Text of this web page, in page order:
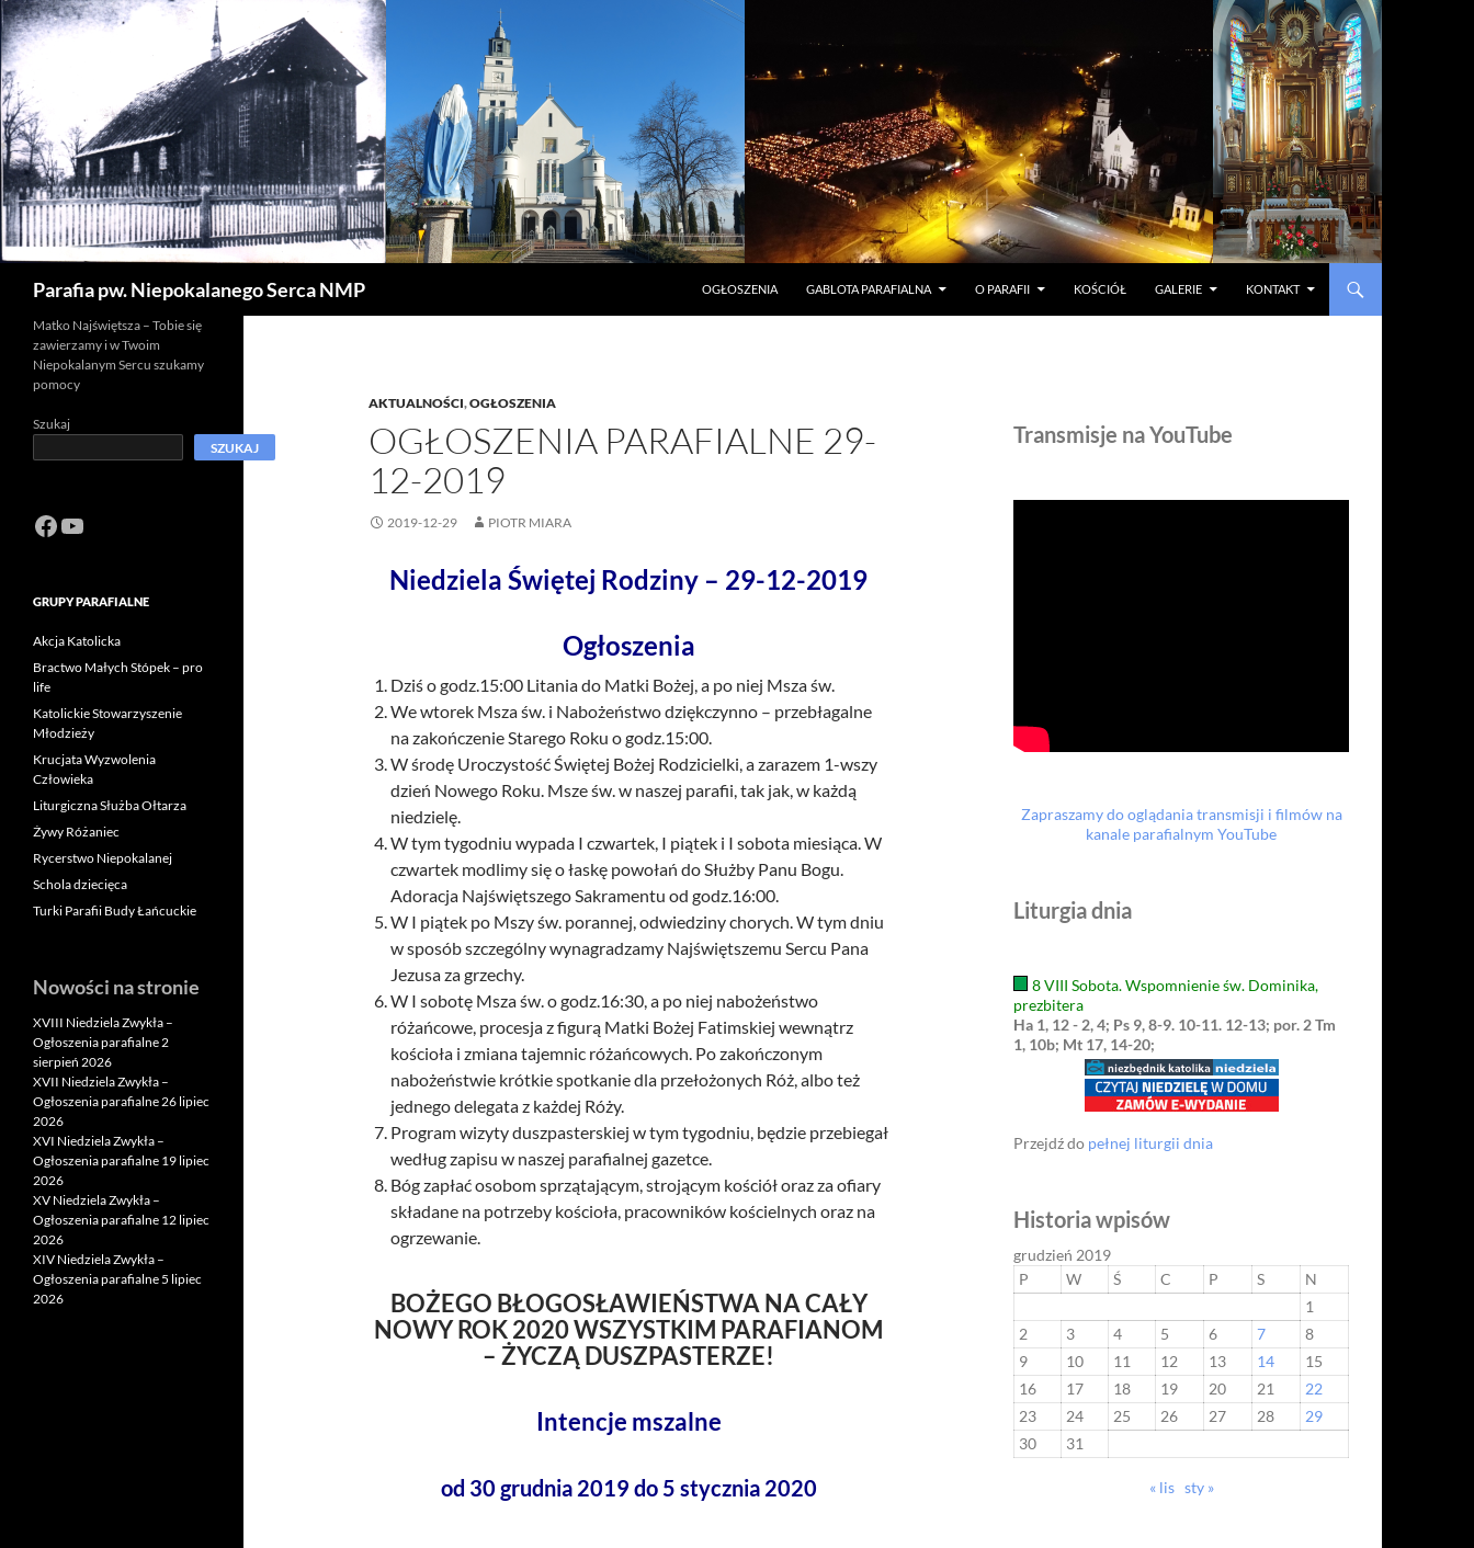
Parafia pw. Niepokalanego Serca NMP
OGŁOSZENIA
GABLOTA PARAFIALNA O PARAFII KOŚCIÓŁ GALERIE KONTAKT
AKTUALNOŚCI,OGŁOSZENIA
OGŁOSZENIA PARAFIALNE 29-
12-2019
2019-12-29 PIOTR MIARA
Niedziela Świętej Rodziny – 29-12-2019
Ogłoszenia
Dziś o godz.15:00 Litania do Matki Bożej, a po niej Msza św.
We wtorek Msza św. i Nabożeństwo dziękczynno – przebłagalne
na zakończenie Starego Roku o godz.15:00.
W środę Uroczystość Świętej Bożej Rodzicielki, a zarazem 1-wszy
dzień Nowego Roku. Msze św. w naszej parafii, tak jak, w każdą
niedzielę.
W tym tygodniu wypada I czwartek, I piątek i I sobota miesiąca. W
czwartek modlimy się o łaskę powołań do Służby Panu Bogu.
Adoracja Najświętszego Sakramentu od godz.16:00.
W I piątek po Mszy św. porannej, odwiedziny chorych. W tym dniu
w sposób szczególny wynagradzamy Najświętszemu Sercu Pana
Jezusa za grzechy.
W I sobotę Msza św. o godz.16:30, a po niej nabożeństwo
różańcowe, procesja z figurą Matki Bożej Fatimskiej wewnątrz
kościoła i zmiana tajemnic różańcowych. Po zakończonym
nabożeństwie krótkie spotkanie dla przełożonych Róż, albo też
jednego delegata z każdej Róży.
Program wizyty duszpasterskiej w tym tygodniu, będzie przebiegał
według zapisu w naszej parafialnej gazetce.
Bóg zapłać osobom sprzątającym, strojącym kościół oraz za ofiary
składane na potrzeby kościoła, pracowników kościelnych oraz na
ogrzewanie.
BOŻEGO BŁOGOSŁAWIEŃSTWA NA CAŁY
NOWY ROK 2020 WSZYSTKIM PARAFIANOM
– ŻYCZĄ DUSZPASTERZE!
Intencje mszalne
od 30 grudnia 2019 do 5 stycznia 2020
Transmisje na YouTube
Zapraszamy do oglądania transmisji i filmów na
kanale parafialnym YouTube
Liturgia dnia
8 VIII Sobota. Wspomnienie św. Dominika,
prezbitera
Ha 1, 12 - 2, 4; Ps 9, 8-9. 10-11. 12-13; por. 2 Tm
1, 10b; Mt 17, 14-20;
Przejdź do pełnej liturgii dnia
Historia wpisów
grudzień 2019
P
W Ś C P S
N
1
2
3 4 5 6 7
8
9
10 11 12 13 14
15
16
17 18 19 20 21
22
23
24 25 26 27 28
29
30
31
« lis sty »
Matko Najświętsza – Tobie się
zawierzamy i w Twoim
Niepokalanym Sercu szukamy
pomocy
Szukaj
SZUKAJ
Facebook
https://www.youtube.com/channel/UCeN8ciSo_a79igwmwNXx2qw
GRUPY PARAFIALNE
Akcja Katolicka
Bractwo Małych Stópek – pro
life
Katolickie Stowarzyszenie
Młodzieży
Krucjata Wyzwolenia
Człowieka
Liturgiczna Służba Ołtarza
Żywy Różaniec
Rycerstwo Niepokalanej
Schola dziecięca
Turki Parafii Budy Łańcuckie
Nowości na stronie
XVIII Niedziela Zwykła –
Ogłoszenia parafialne 2
sierpień 2026
XVII Niedziela Zwykła –
Ogłoszenia parafialne 26 lipiec
2026
XVI Niedziela Zwykła –
Ogłoszenia parafialne 19 lipiec
2026
XV Niedziela Zwykła –
Ogłoszenia parafialne 12 lipiec
2026
XIV Niedziela Zwykła –
Ogłoszenia parafialne 5 lipiec
2026